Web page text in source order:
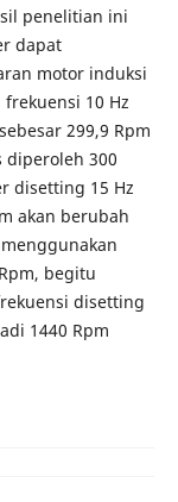
penelitian ini
dapat
motor induksi
10 Hz
299,9 Rpm
300
disetting 15 Hz
akan berubah
begitu
disetting
1440 Rpm